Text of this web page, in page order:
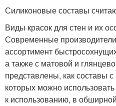
Силиконовые составы
Виды красок для стен и их
Современные
ассортимент
а также с матовой и
представлены, как составы
которых можно
к использованию, в